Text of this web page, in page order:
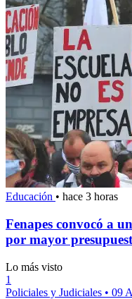
Educación • hace 3 horas
Fenapes convocó a
por mayor
Lo más visto
1
Policiales y Judiciales • 09